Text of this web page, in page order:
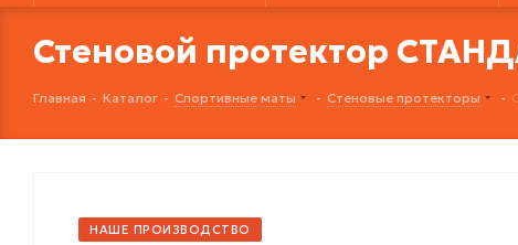
Стеновой протектор
Главная - Каталог - Спортивные маты - Стеновые протекторы -
НАШЕ ПРОИЗВОДСТВО